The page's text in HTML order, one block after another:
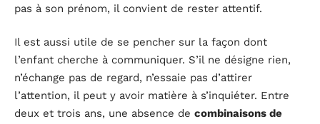
pas à son prénom, il convient de rester attentif.
Il est aussi utile de se pencher sur la façon dont
l’enfant cherche à communiquer. S’il ne désigne rien,
n’échange pas de regard, n’essaie pas d’attirer
l’attention, il peut y avoir matière à s’inquiéter. Entre
deux et trois ans, une absence de combinaisons de